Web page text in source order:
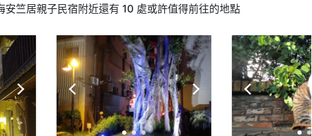
安竺居親子民宿附近還有 10 處或許值得前往的地點